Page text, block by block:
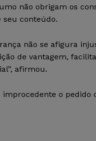
não obrigam os
seu conteúdo.
não se afigura
de vantagem,
afirmou.
o